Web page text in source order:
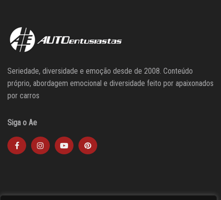
Seriedade, diversidade e emoção desde de 2008. Conteúdo
próprio, abordagem emocional e diversidade feito por apaixonados
por carros
Siga o Ae